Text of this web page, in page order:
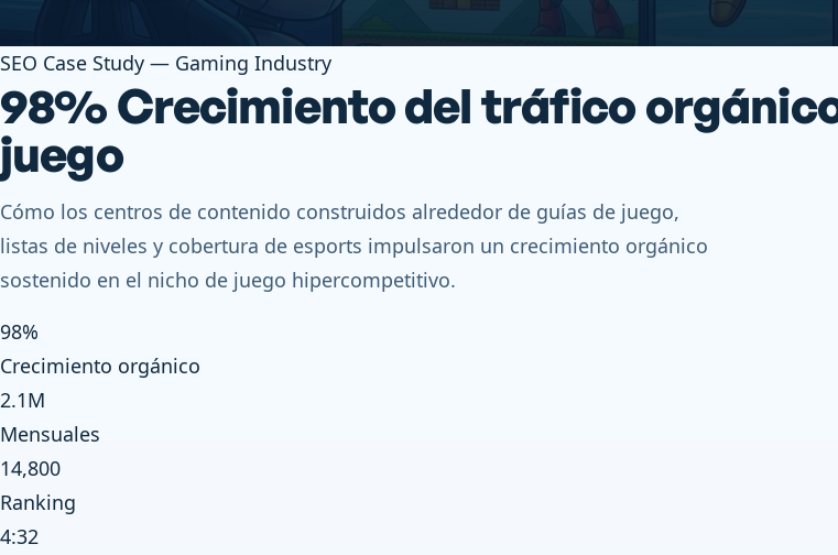
SEO Case Study — Gaming Industry
98% Crecimiento del tráfico
juego
Cómo los centros de contenido construidos alrededor de guías de juego,
listas de niveles y cobertura de esports impulsaron un crecimiento orgánico
sostenido en el nicho de juego hipercompetitivo.
98%
Crecimiento orgánico
2.1M
Mensuales
14,800
Ranking
4:32